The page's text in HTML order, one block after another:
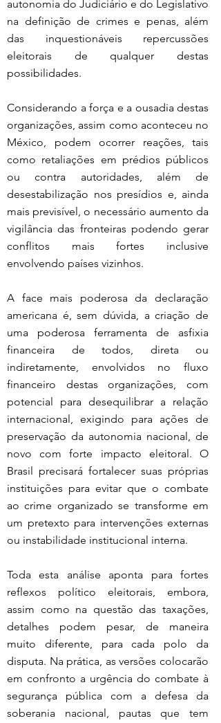
autonomia do Judiciário e do Legislativo
na definição de crimes e penas, além
das inquestionáveis repercussões
eleitorais de qualquer destas
possibilidades.
Considerando a força e a ousadia destas
organizações, assim como aconteceu no
México, podem ocorrer reações, tais
como retaliações em prédios públicos
ou contra autoridades, além de
desestabilização nos presídios e, ainda
mais previsível, o necessário aumento da
vigilância das fronteiras podendo gerar
conflitos mais fortes inclusive
envolvendo países vizinhos.
A face mais poderosa da declaração
americana é, sem dúvida, a criação de
uma poderosa ferramenta de asfixia
financeira de todos, direta ou
indiretamente, envolvidos no fluxo
financeiro destas organizações, com
potencial para desequilibrar a relação
internacional, exigindo para ações de
preservação da autonomia nacional, de
novo com forte impacto eleitoral. O
Brasil precisará fortalecer suas próprias
instituições para evitar que o combate
ao crime organizado se transforme em
um pretexto para intervenções externas
ou instabilidade institucional interna.
Toda esta análise aponta para fortes
reflexos político eleitorais, embora,
assim como na questão das taxações,
detalhes podem pesar, de maneira
muito diferente, para cada polo da
disputa. Na prática, as versões colocarão
em confronto a urgência do combate à
segurança pública com a defesa da
soberania nacional, pautas que tem